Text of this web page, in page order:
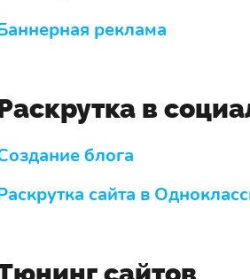
реклама
в
блога
сайта в